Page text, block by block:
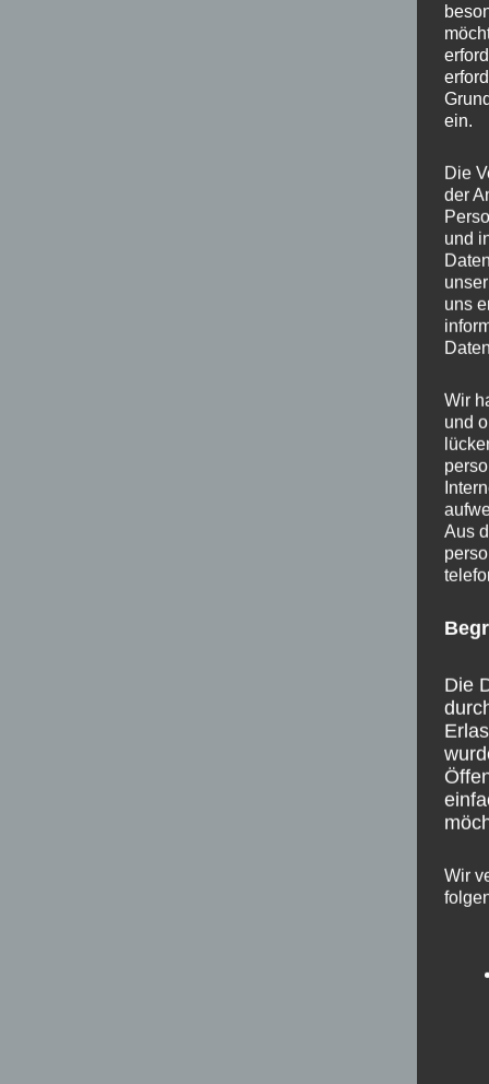
ein.
Die
der
und
uns
Wir
und
Aus
Die
Wir